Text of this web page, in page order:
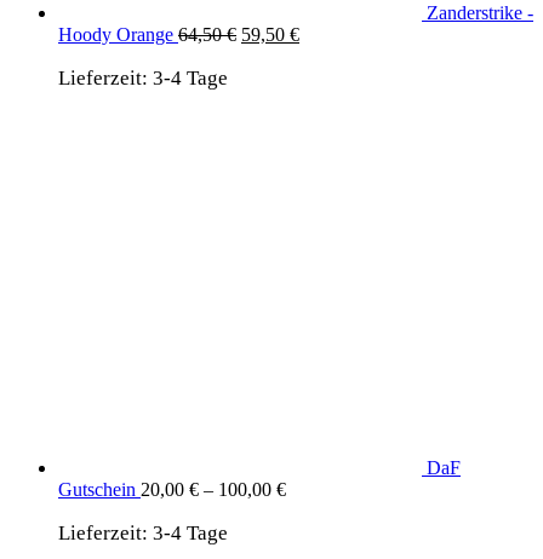
Zanderstrike -
Hoody Orange 64,50€ Ursprünglicher
59,50 €Aktueller
Lieferzeit: 3-4 Tage
DaF
Gutschein 20,00 € – 100,00 €
Lieferzeit: 3-4 Tage